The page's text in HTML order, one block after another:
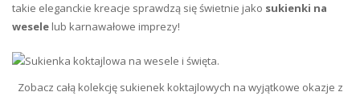
takie eleganckie kreacje sprawdzą się świetnie jako sukienki na
wesele lub karnawałowe imprezy!
Zobacz całą kolekcję sukienek koktajlowych na wyjątkowe okazje z